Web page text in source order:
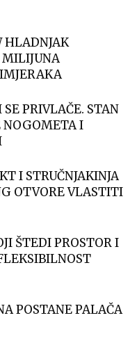
HLADNJAK
MILIJUNA
PRIVLAČE. STAN
NOGOMETA I
I STRUČNJAKINJA
OTVORE VLASTITI
ŠTEDI PROSTOR I
POSTANE PALAČA